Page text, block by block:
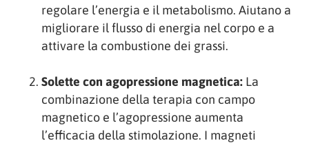
regolare l’energia e il metabolismo. Aiutano a
migliorare il flusso di energia nel corpo e a
attivare la combustione dei grassi.
Solette con agopressione magnetica: La
combinazione della terapia con campo
magnetico e l’agopressione aumenta
l’efficacia della stimolazione. I magneti